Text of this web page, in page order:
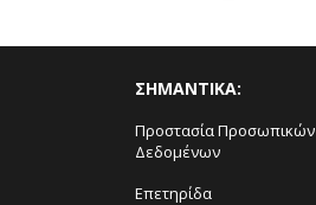
ΣΗΜΑΝΤΙΚΑ:
Προστασία Προσωπικών
Δεδομένων
Επετηρίδα